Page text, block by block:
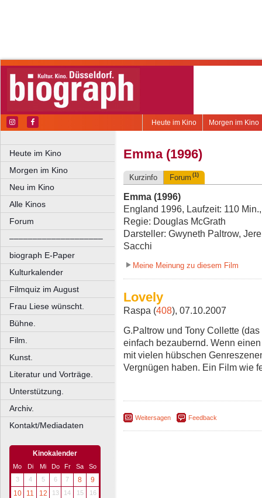
Morgen im Kino
Heute im Kino
Heute im Kino
Morgen im Kino
Neu im Kino
Alle Kinos
Forum
––––––––––––––––––––
biograph E-Paper
Kulturkalender
Filmquiz im August
Frau Liese wünscht.
Bühne.
Film.
Kunst.
Literatur und Vorträge.
Unterstützung.
Archiv.
Kontakt/Mediadaten
Kinokalender
Mo Di Mi Do Fr Sa
So
3
4 5 6 7 8
9
10
11 12 13 14 15 16
Emma (1996)
Kurzinfo Forum (1)
Emma (1996)
England 1996, Laufzeit: 110
Regie: Douglas McGrath
Darsteller: Gwyneth Paltrow,
Sacchi
Meine Meinung zu diesem Film
Lovely
Raspa (408), 07.10.2007
G.Paltrow und Tony Collette
einfach bezaubernd. Wenn
mit vielen hübschen
Vergnügen haben. Ein Film wie
Weitersagen Feedback